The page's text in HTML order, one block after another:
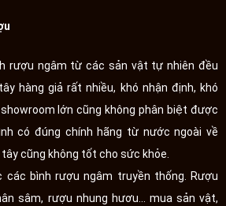
rượu ngâm từ các sản vật tự nhiên đều
hàng giả rất nhiều, khó nhận định, khó
lớn cũng không phân biệt được
có đúng chính hãng từ nước ngoài về
cũng không tốt cho sức khỏe.
các bình rượu ngâm truyền thống. Rượu
sâm, rượu nhung hươu... mua sản vật,